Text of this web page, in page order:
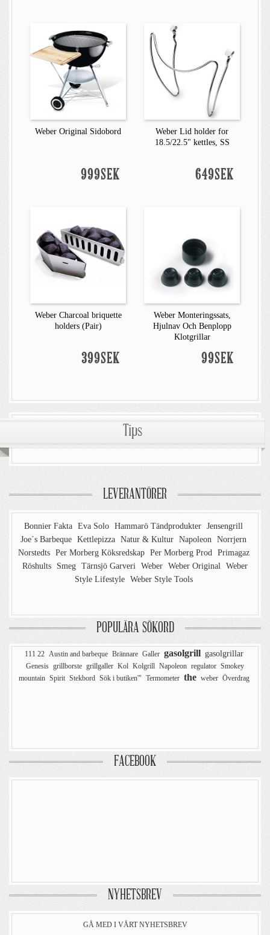
Weber Original Sidobord
999SEK
Weber Lid holder for
18.5/22.5" kettles, SS
649SEK
Weber Charcoal briquette
holders (Pair)
399SEK
Weber Monteringssats,
Hjulnav Och Benplopp
Klotgrillar
99SEK
Tips
LEVERANTÖRER
Bonnier Fakta Eva Solo Hammarö Tändprodukter Jensengrill
Joe´s Barbeque Kettlepizza Natur & Kultur Napoleon Norrjern
Norstedts Per Morberg Köksredskap Per Morberg Prod Primagaz
Röshults
Smeg Tärnsjö Garveri Weber Weber Original Weber
Style Lifestyle Weber Style Tools
POPULÄRA SÖKORD
111 22 Austin and barbeque Brännare Galler gasolgrill gasolgrillar
Genesis grillborste grillgaller Kol Kolgrill Napoleon regulator Smokey
mountain Spirit Stekbord Sök i butiken'" Termometer the weber Överdrag
FACEBOOK
NYHETSBREV
GÅ MED I VÅRT NYHETSBREV